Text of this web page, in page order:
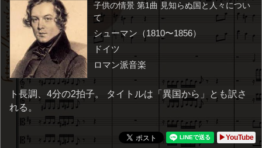
子供の情景 第1曲 見知らぬ国と人々につい
て
シューマン（1810〜1856）
ドイツ
ロマン派音楽
ト長調、4分の2拍子。 タイトルは「異国から」とも訳さ
れる。
▶YouTube